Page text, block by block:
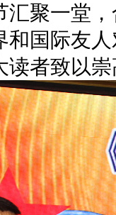
汇聚一堂
和国际友
读者致以